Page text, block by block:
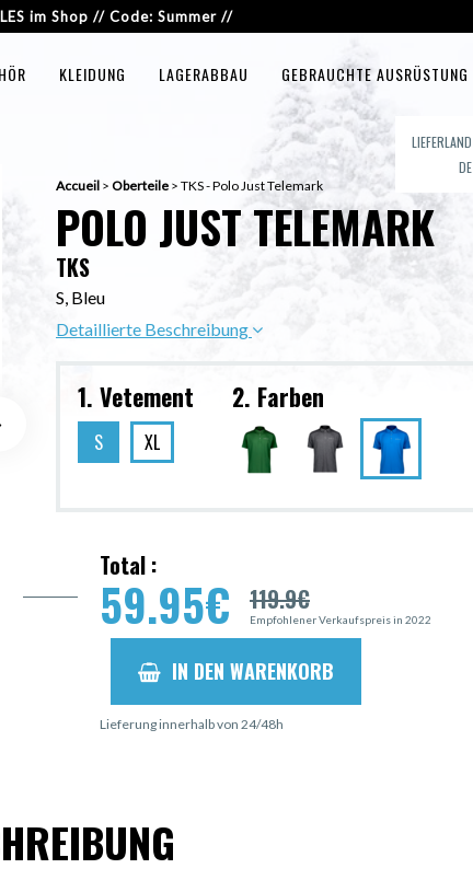
im Shop // Code: Summer //
KLEIDUNG LAGERABBAU GEBRAUCHTE AUSRÜSTUNG
LIEFERLAND
DE
Accueil > Oberteile > TKS - Polo Just Telemark
POLO JUST TELEMARK
TKS
S, Bleu
Detaillierte Beschreibung
1. Vetement
S XL
2. Farben
Total :
59.95€ 119.9€
Empfohlener Verkaufspreis in 2022
IN DEN WARENKORB
Lieferung innerhalb von 24/48h